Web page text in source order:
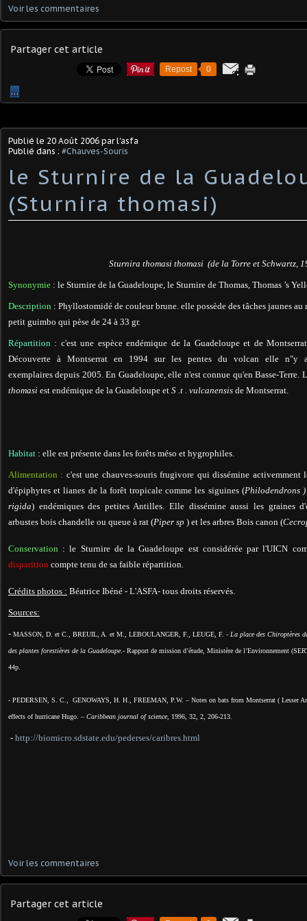
Voir les commentaires
Partager cet article
Repost 0
…
Publié le 20 Août 2006 par l'asfa
Publié dans : #Chauves-Souris
le Sturnire de la
(Sturnira thomasi)
Sturnira thomasi thomasi (de la Torre et Schwartz,
Synonymie : le Sturnire de la Guadeloupe, le Sturnire de Thomas, Thomas ’s
Description : Phyllostomidé de couleur brune. elle possède des tâches jaunes au
petit guimbo qui pèse de 24 à 33 gr.
Répartition : c'est une espèce endémique de la Guadeloupe et de
Découverte à Montserrat en 1994 sur les pentes du volcan elle n"y
exemplaires depuis 2005. En Guadeloupe, elle n'est connue qu'en Basse-Terre.
thomasi est endémique de la Guadeloupe et S .t . vulcanensis de Montserrat.
Habitat : elle est présente dans les forêts méso et hygrophiles.
Alimentation : c'est une chauves-souris frugivore qui dissémine activemment
d'épiphytes et lianes de la forêt tropicale comme les siguines (Philodendrons
rigida) endémiques des petites Antilles. Elle dissémine aussi les graines
arbustes bois chandelle ou queue à rat (Piper sp ) et les arbres Bois canon (
Conservation : le Sturnire de la Guadeloupe est considérée par l'UICN
disparition compte tenu de sa faible répartition.
Crédits photos : Béatrice Ibéné - L'ASFA- tous droits réservés.
Sources:
- MASSON, D. et C., BREUIL, A. et M., LEBOULANGER, F., LEUGE, F. - La place des Chiroptères
des plantes forestières de la Guadeloupe.- Rapport de mission d’étude, Ministère de l’Environnement
44p.
- PEDERSEN, S. C., GENOWAYS, H. H., FREEMAN, P.W. – Notes on bats from Montserrat ( Lesser
effects of hurricane Hugo. – Caribbean journal of science, 1996, 32, 2, 206-213.
- http://biomicro.sdstate.edu/pederses/caribres.html
Voir les commentaires
Partager cet article